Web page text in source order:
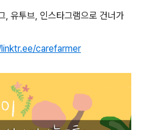
, 유투브, 인스타그램으로 건너가
carefarmer